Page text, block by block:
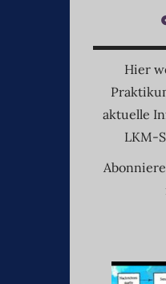
Hier
aktuelle
LKM-